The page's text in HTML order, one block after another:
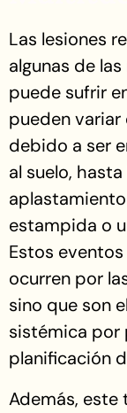
Las lesiones
algunas de
puede sufrir
pueden
debido a ser
al suelo,
estampida o
Estos
ocurren por
sino que son
sistémica por
planificación
Además, este